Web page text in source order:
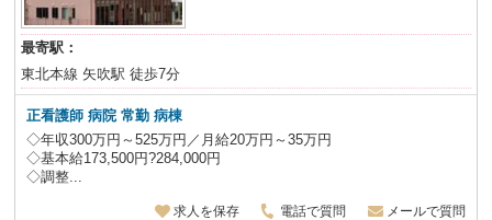
最寄駅：
東北本線 矢吹駅 徒歩7分
正看護師 病院 常勤 病棟
◇年収300万円～525万円／月給20万円～35万円
◇基本給173,500円?284,000円
◇調整...
求人を保存 電話で質問 メールで質問